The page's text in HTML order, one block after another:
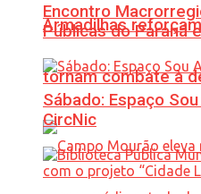
Armadilhas
tornam combate à
Encontro
Públicas do Paraná
Sábado: Espaço
CircNic